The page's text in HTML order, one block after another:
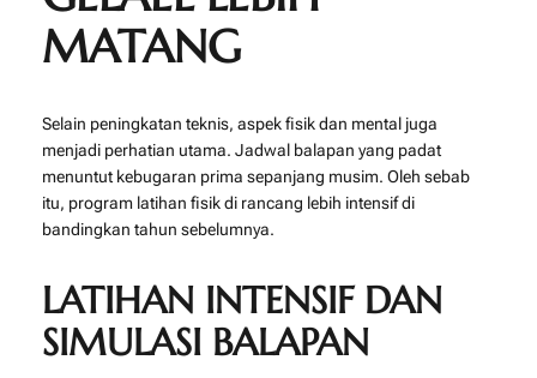
MATANG
Selain peningkatan teknis, aspek fisik dan mental juga
menjadi perhatian utama. Jadwal balapan yang padat
menuntut kebugaran prima sepanjang musim. Oleh sebab
itu, program latihan fisik di rancang lebih intensif di
bandingkan tahun sebelumnya.
LATIHAN INTENSIF DAN
SIMULASI BALAPAN